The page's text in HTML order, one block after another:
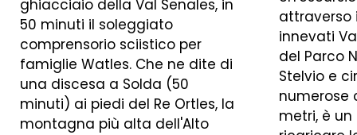
ghiacciaio della Val Senales, in
50 minuti il soleggiato
comprensorio sciistico per
famiglie Watles. Che ne dite di
una discesa a Solda (50
minuti) ai piedi del Re Ortles, la
montagna più alta dell'Alto
attraverso
innevati
del Parco
Stelvio e
numerose
metri, è